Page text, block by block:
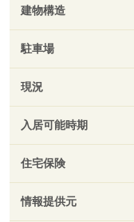
建物構造
駐車場
現況
入居可能時期
住宅保険
情報提供元